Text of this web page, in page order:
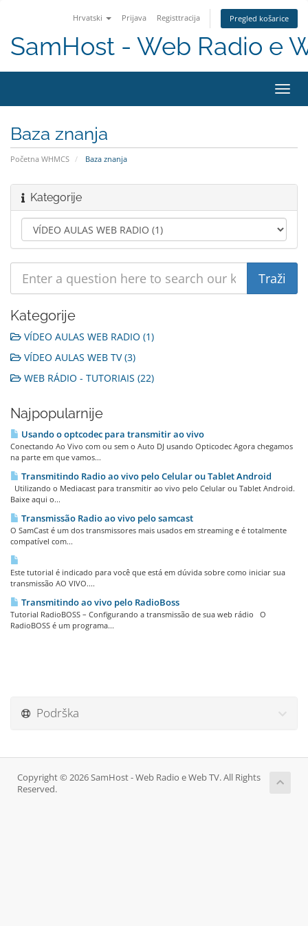
Hrvatski Prijava Registtracija Pregled košarice
SamHost - Web Radio e
Baza znanja
Početna WHMCS Baza znanja
Kategorije
Kategorije
VÍDEO AULAS WEB RADIO (1)
VÍDEO AULAS WEB TV (3)
WEB RÁDIO - TUTORIAIS (22)
Najpopularnije
Usando o optcodec para transmitir ao vivo
Conectando Ao Vivo com ou sem o Auto DJ usando Opticodec Agora chegamos
na parte em que vamos...
Transmitindo Radio ao vivo pelo Celular ou Tablet Android
Utilizando o Mediacast para transmitir ao vivo pelo Celular ou Tablet Android.
Baixe aqui o...
Transmissão Radio ao vivo pelo samcast
O SamCast é um dos transmissores mais usados em streaming e é totalmente
compatível com...
Este tutorial é indicado para você que está em dúvida sobre como iniciar sua
transmissão AO VIVO....
Transmitindo ao vivo pelo RadioBoss
Tutorial RadioBOSS – Configurando a transmissão de sua web rádio O
RadioBOSS é um programa...
Podrška
Copyright © 2026 SamHost - Web Radio e Web TV. All Rights
Reserved.